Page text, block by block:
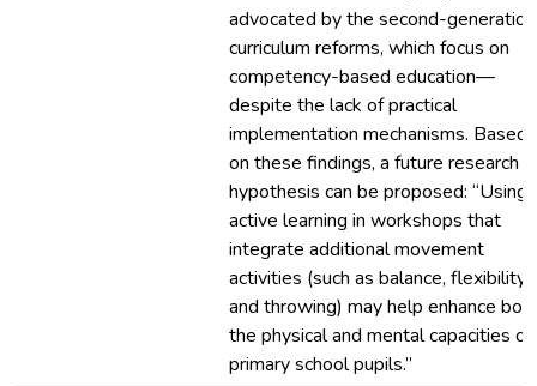
advocated by the second-generation
curriculum reforms, which focus on
competency-based education—
despite the lack of practical
implementation mechanisms. Based
on these findings, a future research
hypothesis can be proposed: “Using
active learning in workshops that
integrate additional movement
activities (such as balance, flexibility,
and throwing) may help enhance
the physical and mental capacities of
primary school pupils.”